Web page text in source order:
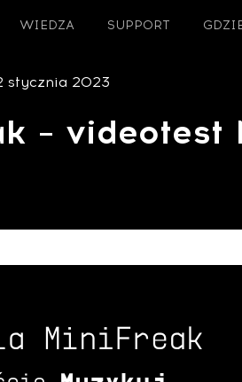
WIEDZA SUPPORT
stycznia 2023
– videotest